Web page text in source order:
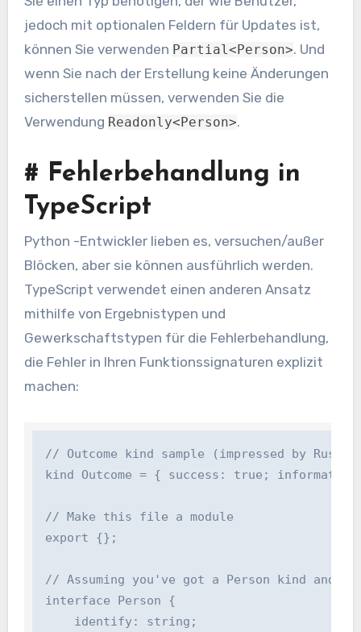
jedoch mit optionalen Feldern für Updates ist,
können Sie verwenden Partial<Person>. Und
wenn Sie nach der Erstellung keine Änderungen
sicherstellen müssen, verwenden Sie die
Verwendung Readonly<Person>.
# Fehlerbehandlung in
TypeScript
Python -Entwickler lieben es, versuchen/außer
Blöcken, aber sie können ausführlich werden.
TypeScript verwendet einen anderen Ansatz
mithilfe von Ergebnistypen und
Gewerkschaftstypen für die Fehlerbehandlung,
die Fehler in Ihren Funktionssignaturen explizit
machen:
// Outcome kind sample (impressed by Rust)
kind Outcome = { success: true;
// Make this file a module
export {};
// Assuming you've got a Person kind and
interface Person {
    identify: string;